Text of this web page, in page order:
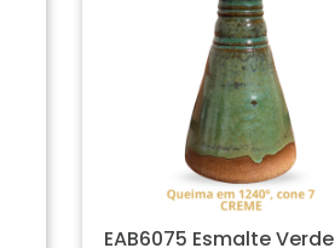
EAB6075 Esmalte Verde